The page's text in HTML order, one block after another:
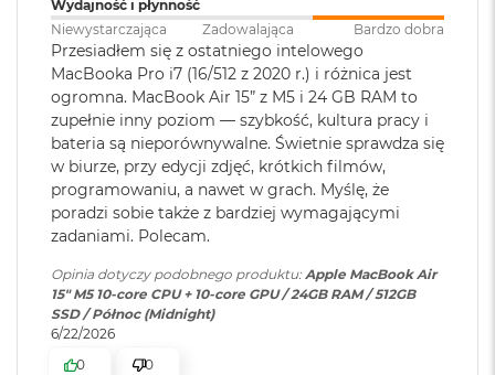
o
k
A
i
r
5
1
2
G
B
M
a
c
B
o
o
k
Silnik multimedialny
Sprzętowa akceleracja obsługi H.264, HEVC, ProRes i ProRes RAW
Silnik dekodowania wideo
Silnik kodowania wideo
Silnik kodujący i dekodujący format ProRes
Dekoder AV1
Ładowanie i rozbudowa
Obsługa
wyświetlaczy :
Obsługa maks. dwóch
wyświetlaczy zewnętrznych do
6K przy 60 Hz lub jednego
wyświetlacza do 8K przy 60 Hz.
Odtwarzanie wideo: Obsługiwane formaty: m.in.
HEVC, H.264, AV1 i ProRes; HDR z
Dolby Vision, HDR10 i HLG
Odtwarzanie
dźwięku:
Obsługiwane formaty: m.in.
AAC, MP3,
Wydajność i płynność
Niewystarczająca
Zadowalająca Bardzo dobra
Przesiadłem się z ostatniego intelowego
MacBooka Pro i7 (16/512 z 2020 r.) i różnica jest
ogromna. MacBook Air 15” z M5 i 24 GB RAM to
zupełnie inny poziom — szybkość, kultura pracy i
bateria są nieporównywalne. Świetnie sprawdza się
w biurze, przy edycji zdjęć, krótkich filmów,
programowaniu, a nawet w grach. Myślę, że
poradzi sobie także z bardziej wymagającymi
zadaniami. Polecam.
Opinia dotyczy podobnego produktu:Apple MacBook Air
15" M5 10‑core CPU + 10‑core GPU / 24GB RAM / 512GB
SSD / Północ (Midnight)
6/22/2026
0
0